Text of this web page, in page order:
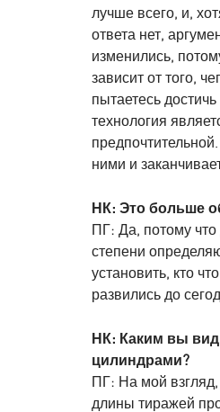
лучше всего, и,
ответа нет,
изменились,
зависит от того,
пытаетесь достичь
технология
ними и
НК: Это больше
ПГ: Да, потому
степени
установить, кто
развились до
НК: Каким вы
цилиндрами?
ПГ: На мой
длины тиражей